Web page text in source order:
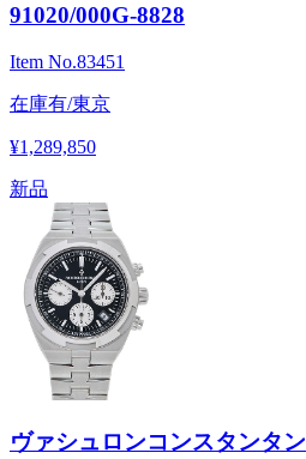
91020/000G-8828
Item No.83451
在庫有/東京
¥1,289,850
新品
ヴァシュロンコンスタンタン